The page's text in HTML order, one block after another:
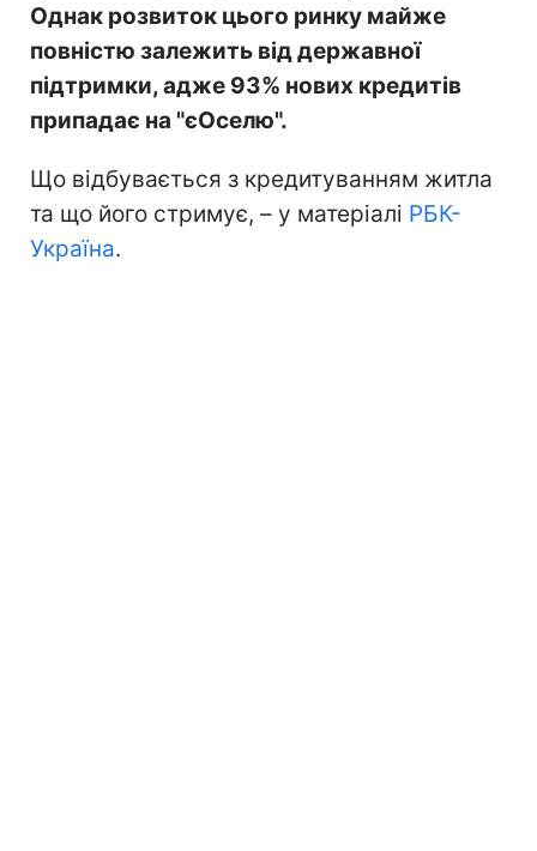
Однак розвиток цього ринку майже
повністю залежить від державної
підтримки, адже 93% нових кредитів
припадає на "єОселю".
Що відбувається з кредитуванням житла
та що його стримує, – у матеріалі РБК-
Україна.